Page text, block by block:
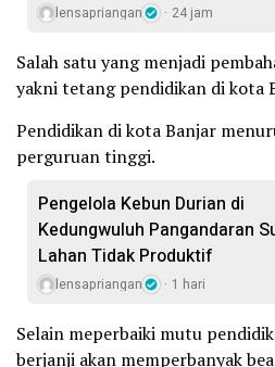
lensapriangan 24 jam
Salah satu yang menjadi
yakni tetang pendidikan di kota
Pendidikan di kota Banjar
perguruan tinggi.
Pengelola Kebun Durian di
Kedungwuluh Pangandaran
Lahan Tidak Produktif ‎
lensapriangan 1 hari
Selain meperbaiki mutu
berjanji akan memperbanyak